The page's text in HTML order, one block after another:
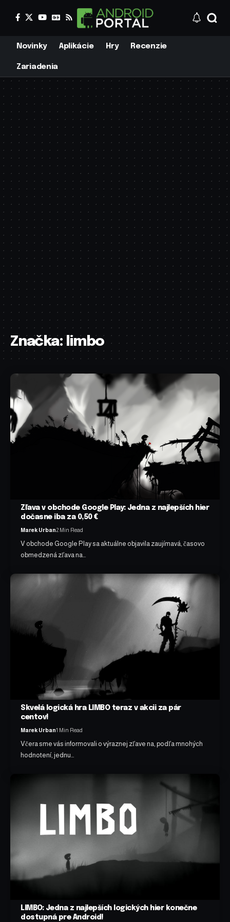
Novinky Aplikácie Hry Recenzie
Zariadenia
Značka:limbo
Zľava v obchode Google Play: Jedna z najlepších hier
dočasne iba za 0,50 €
Marek Urban2 Min Read
V obchode Google Play sa aktuálne objavila zaujímavá, časovo
obmedzená zľava na…
Skvelá logická hra LIMBO teraz v akcii za pár
centov!
Marek Urban1 Min Read
Včera sme vás informovali o výraznej zľave na, podľa mnohých
hodnotení, jednu…
LIMBO: Jedna z najlepších logických hier konečne
dostupná pre Android!